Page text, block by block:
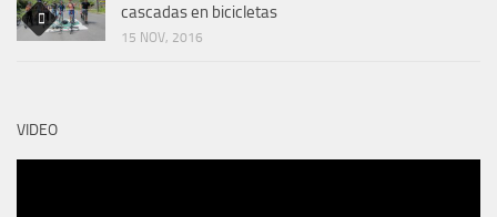
cascadas en bicicletas
15 NOV, 2016
VIDEO